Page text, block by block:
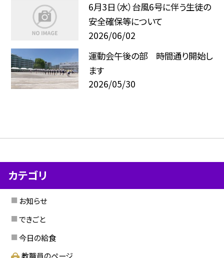
6月3日（水）台風6号に伴う生徒の
安全確保等について
2026/06/02
運動会午後の部 時間通り開始し
ます
2026/05/30
カテゴリ
お知らせ
できごと
今日の給食
教職員のページ